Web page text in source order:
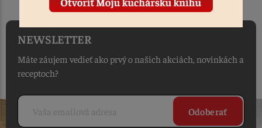
NEWSLETTER
Máte záujem vedieť ako prvý o našich akciách, novinkách a
receptoch?
Odoberať